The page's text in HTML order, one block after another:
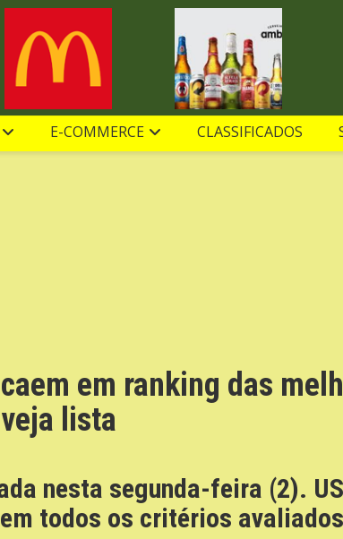
E-COMMERCE CLASSIFICADOS
em ranking das
lista
nesta segunda-feira (2).
todos os critérios